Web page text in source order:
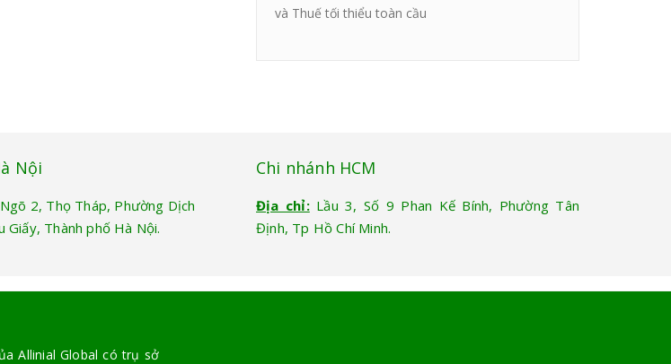
và Thuế tối thiểu toàn cầu
Nội
2, Thọ Tháp, Phường Dịch
Giấy, Thành phố Hà Nội.
Chi nhánh HCM
Địa chỉ:Lầu 3, Số 9 Phan Kế Bính, Phường Tân
Định, Tp Hồ Chí Minh.
Allinial Global có trụ sở